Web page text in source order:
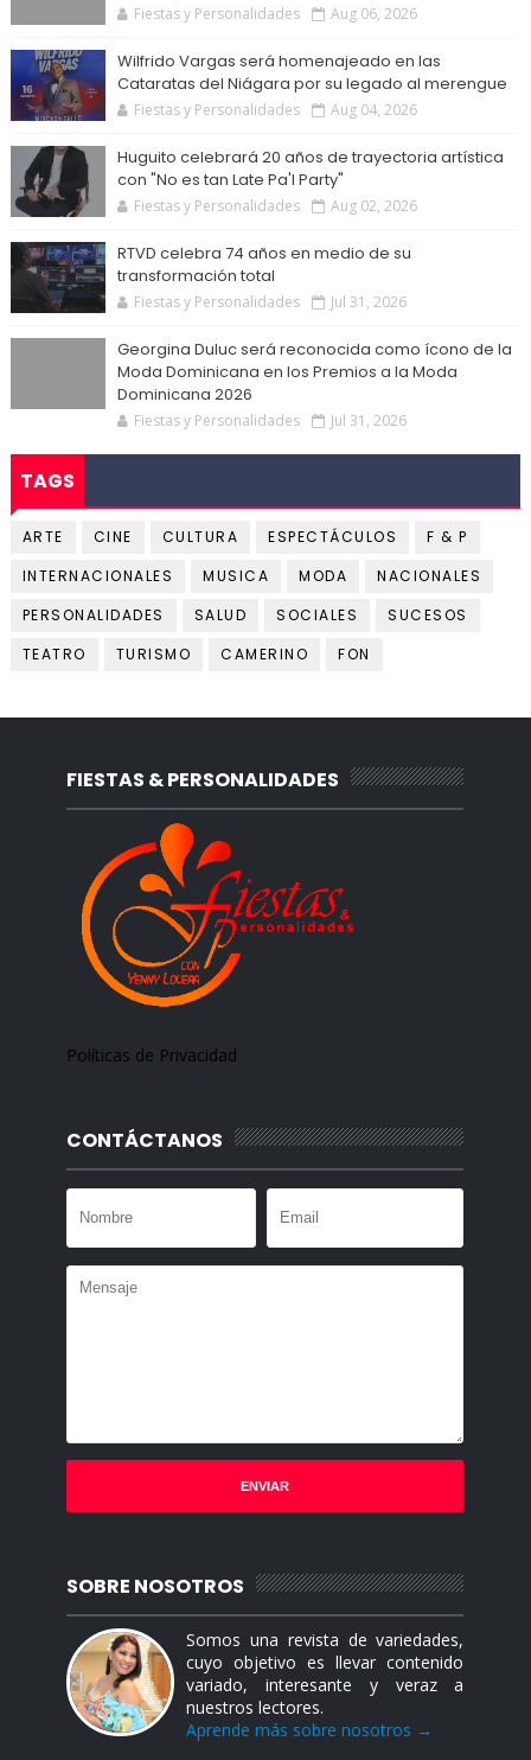
Fiestas y Personalidades Aug 06, 2026
Wilfrido Vargas será homenajeado en las
Cataratas del Niágara por su legado al merengue
Fiestas y Personalidades Aug 04, 2026
Huguito celebrará 20 años de trayectoria artística
con "No es tan Late Pa'l Party"
Fiestas y Personalidades Aug 02, 2026
RTVD celebra 74 años en medio de su
transformación total
Fiestas y Personalidades Jul 31, 2026
Georgina Duluc será reconocida como ícono de la
Moda Dominicana en los Premios a la Moda
Dominicana 2026
Fiestas y Personalidades Jul 31, 2026
TAGS
ARTE CINE CULTURA ESPECTÁCULOS
F & P
INTERNACIONALES
MUSICA MODA
NACIONALES
PERSONALIDADES
SALUD SOCIALES
SUCESOS
TEATRO
TURISMO CAMERINO FON
FIESTAS & PERSONALIDADES
Políticas de Privacidad
CONTÁCTANOS
SOBRE NOSOTROS
Somos una revista de variedades,
cuyo objetivo es llevar contenido
variado, interesante y veraz a
nuestros lectores.
Aprende más sobre nosotros →